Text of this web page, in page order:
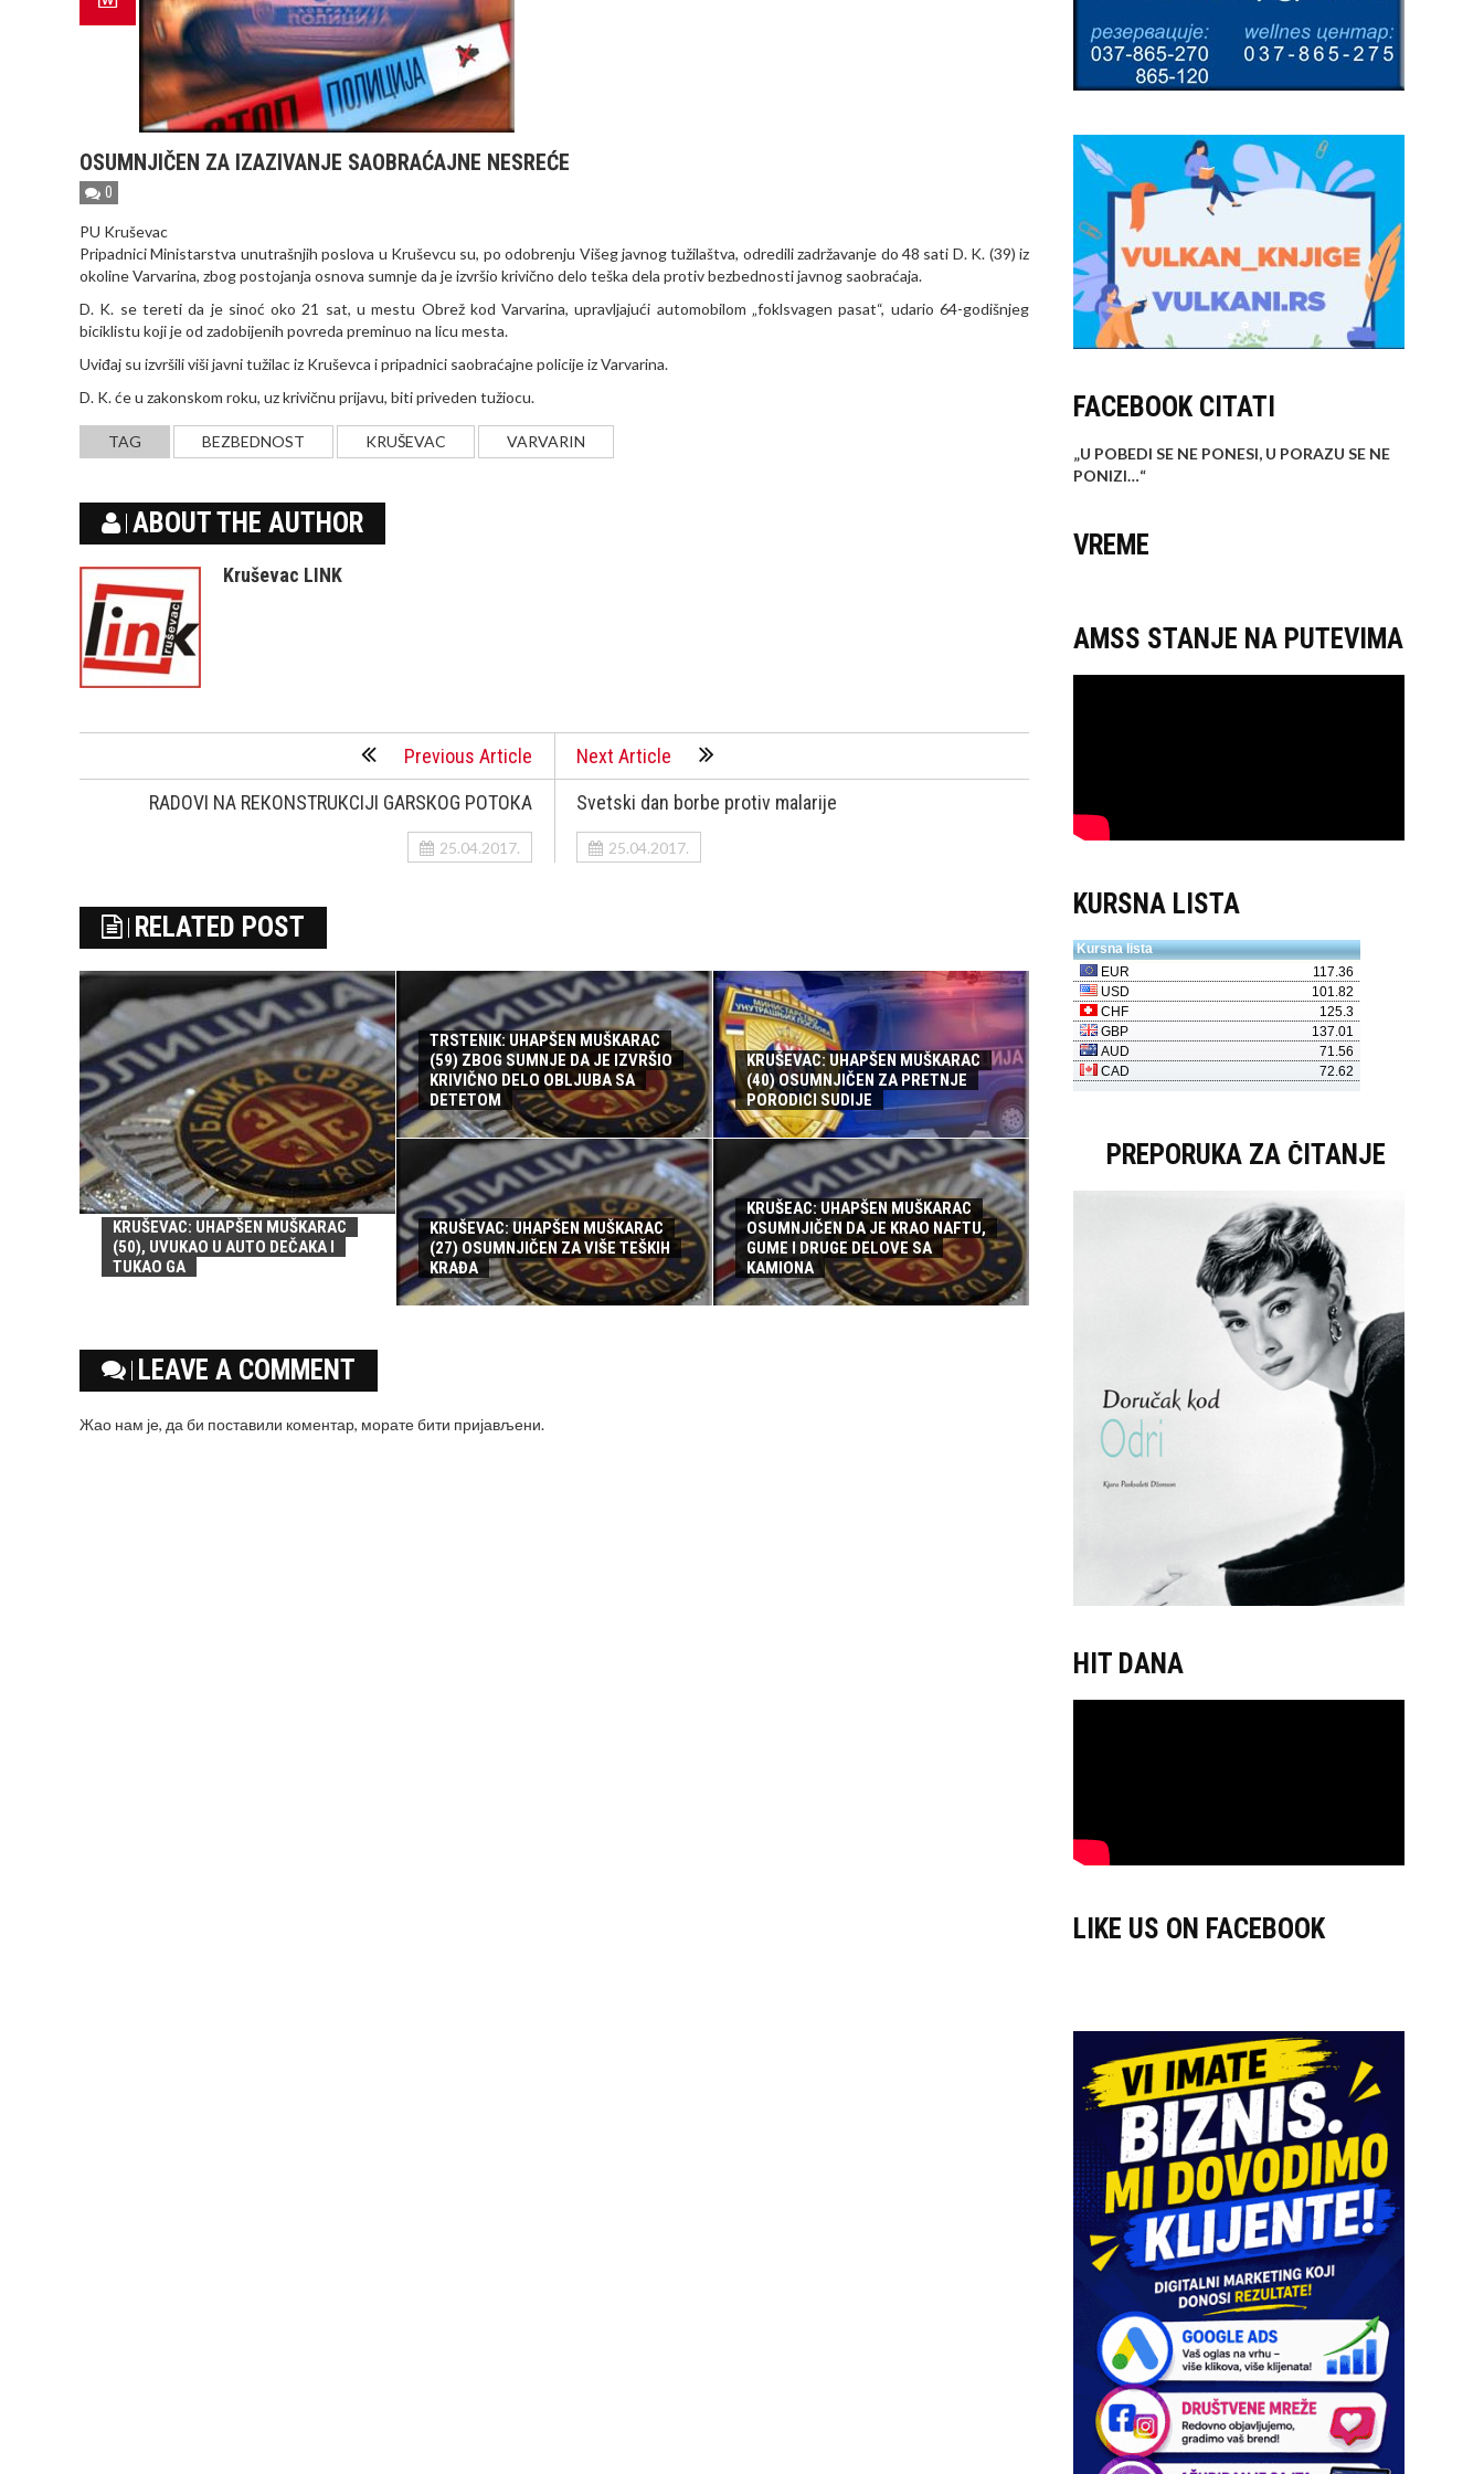
OSUMNJIČEN ZA IZAZIVANJE SAOBRAĆAJNE NESREĆE
0
PU Kruševac
Pripadnici Ministarstva unutrašnjih poslova u Kruševcu su, po odobrenju Višeg javnog tužilaštva, odredili zadržavanje do 48 sati D. K. (39) iz
okoline Varvarina, zbog postojanja osnova sumnje da je izvršio krivično delo teška dela protiv bezbednosti javnog saobraćaja.
D. K. se tereti da je sinoć oko 21 sat, u mestu Obrež kod Varvarina, upravljajući automobilom „foklsvagen pasat“, udario 64-godišnjeg
biciklistu koji je od zadobijenih povreda preminuo na licu mesta.
Uviđaj su izvršili viši javni tužilac iz Kruševca i pripadnici saobraćajne policije iz Varvarina.
D. K. će u zakonskom roku, uz krivičnu prijavu, biti priveden tužiocu.
TAG BEZBEDNOST KRUŠEVAC VARVARIN
ABOUT THE AUTHOR
Kruševac LINK
Previous Article
RADOVI NA REКONSTRUКCIJI GARSКOG POTOКA
25.04.2017.
Next Article
Svetski dan borbe protiv malarije
25.04.2017.
RELATED POST
KRUŠEVAC: UHAPŠEN MUŠKARAC
(50), UVUKAO U AUTO DEČAKA I
TUKAO GA
TRSTENIK: UHAPŠEN MUŠKARAC
(59) ZBOG SUMNJE DA JE IZVRŠIO
KRIVIČNO DELO OBLJUBA SA
DETETOM
KRUŠEVAC: UHAPŠEN MUŠKARAC
(40) OSUMNJIČEN ZA PRETNJE
PORODICI SUDIJE
KRUŠEVAC: UHAPŠEN MUŠKARAC
(27) OSUMNJIČEN ZA VIŠE TEŠKIH
KRAĐA
KRUŠEAC: UHAPŠEN MUŠKARAC
OSUMNJIČEN DA JE KRAO NAFTU,
GUME I DRUGE DELOVE SA
KAMIONA
LEAVE A COMMENT
Жао нам је, да би поставили коментар, моратебити пријављени.
FACEBOOK CITATI
„U POBEDI SE NE PONESI, U PORAZU SE NE
PONIZI…“
VREME
AMSS STANJE NA PUTEVIMA
KURSNA LISTA
PREPORUKA ZA ČITANJE
HIT DANA
LIKE US ON FACEBOOK